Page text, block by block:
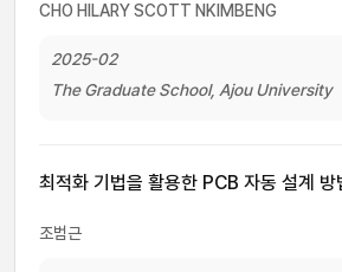
CHO HILARY SCOTT NKIMBENG
2025-02
The Graduate School, Ajou University
최적화 기법을 활용한 PCB 자동 설계 방
조범근